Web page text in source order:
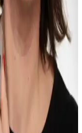
içerikleri ve pratik
kullanımda gözle
Teknikler ve
doğru ürün seçimi gibi
mümkündür.
kalıcılığını artırır.
İçerikleri